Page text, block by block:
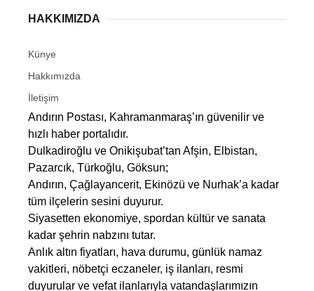
HAKKIMIZDA
Künye
Hakkımızda
İletişim
Andırın Postası, Kahramanmaraş’ın güvenilir ve
hızlı haber portalıdır.
Dulkadiroğlu ve Onikişubat’tan Afşin, Elbistan,
Pazarcık, Türkoğlu, Göksun;
Andırın, Çağlayancerit, Ekinözü ve Nurhak’a kadar
tüm ilçelerin sesini duyurur.
Siyasetten ekonomiye, spordan kültür ve sanata
kadar şehrin nabzını tutar.
Anlık altın fiyatları, hava durumu, günlük namaz
vakitleri, nöbetçi eczaneler, iş ilanları, resmi
duyurular ve vefat ilanlarıyla vatandaşlarımızın